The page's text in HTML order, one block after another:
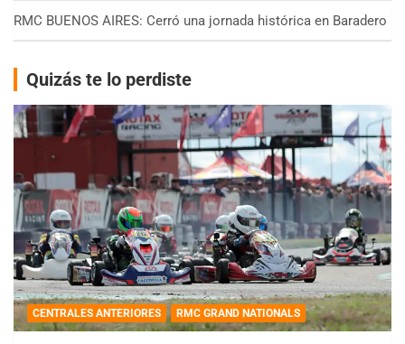
RMC BUENOS AIRES: Cerró una jornada histórica en Baradero
Quizás te lo perdiste
CENTRALES ANTERIORES RMC GRAND NATIONALS